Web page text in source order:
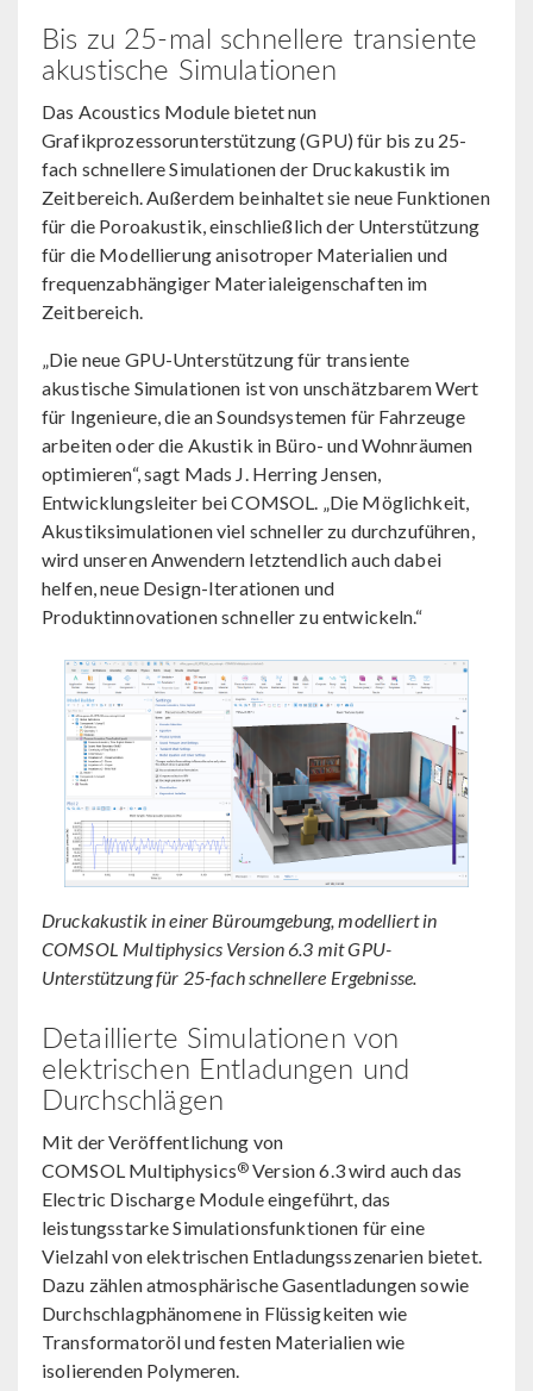
Bis zu 25-mal schnellere transiente
akustische Simulationen
Das Acoustics Module bietet nun
Grafikprozessorunterstützung (GPU) für bis zu 25-
fach schnellere Simulationen der Druckakustik im
Zeitbereich. Außerdem beinhaltet sie neue Funktionen
für die Poroakustik, einschließlich der Unterstützung
für die Modellierung anisotroper Materialien und
frequenzabhängiger Materialeigenschaften im
Zeitbereich.
„Die neue GPU-Unterstützung für transiente
akustische Simulationen ist von unschätzbarem Wert
für Ingenieure, die an Soundsystemen für Fahrzeuge
arbeiten oder die Akustik in Büro- und Wohnräumen
optimieren“, sagt Mads J. Herring Jensen,
Entwicklungsleiter bei COMSOL. „Die Möglichkeit,
Akustiksimulationen viel schneller zu durchzuführen,
wird unseren Anwendern letztendlich auch dabei
helfen, neue Design-Iterationen und
Produktinnovationen schneller zu entwickeln.“
Druckakustik in einer Büroumgebung, modelliert in
COMSOL Multiphysics Version 6.3 mit GPU-
Unterstützung für 25-fach schnellere Ergebnisse.
Detaillierte Simulationen von
elektrischen Entladungen und
Durchschlägen
Mit der Veröffentlichung von
COMSOL Multiphysics® Version 6.3 wird auch das
Electric Discharge Module eingeführt, das
leistungsstarke Simulationsfunktionen für eine
Vielzahl von elektrischen Entladungsszenarien bietet.
Dazu zählen atmosphärische Gasentladungen sowie
Durchschlagphänomene in Flüssigkeiten wie
Transformatoröl und festen Materialien wie
isolierenden Polymeren.